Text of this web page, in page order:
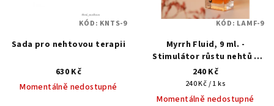
Sada pro nehtovou terapii
630 Kč
Momentálně nedostupné
KÓD: KNTS-9
Myrrh Fluid, 9 ml. -
Stimulátor růstu nehtů s
extraktem z pryskyřice
myrhy
240 Kč
Měrná
cena:
240 Kč / 1 ks
Momentálně nedostupné
KÓD: LAMF-9